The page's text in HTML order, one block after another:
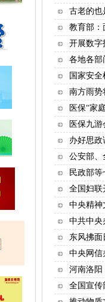
古老的也
教育部：
开展数字
各地各部
国家安
南方雨势
医保“家
医保九
办好思
公安部、
民政部
全国妇联
中央精神
中共中央
东风拂
中央网信
河南洛阳
全国宣传